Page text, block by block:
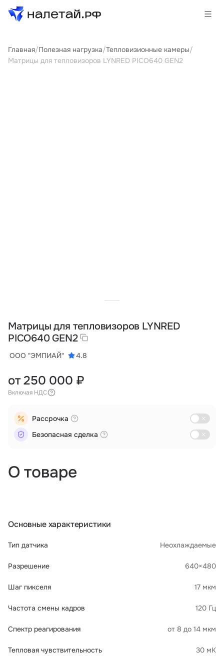
Товары
Главная/Полезная нагрузка/Тепловизионные камеры/
Матрицы для тепловизоров LYNRED PICO640 GEN2
О товаре
Основные характеристики
Тип датчика Неохлаждаемые
Разрешение 640×480
Шаг пикселя 17 мкм
Частота смены кадров 120 Гц
Спектр реагирования от 8 до 14 мкм
Тепловая чувствительность 30 мК
Матрицы для тепловизоров LYNRED
PICO640 GEN2
ООО "ЭМПИАЙ" 4.8
от 250 000 ₽
Включая НДС
Рассрочка
Безопасная сделка